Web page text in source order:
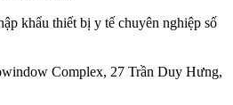
khẩu thiết bị y tế chuyên nghiệp số
Complex, 27 Trần Duy Hưng,